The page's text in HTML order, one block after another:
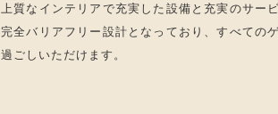
上質なインテリアで充実した設備と充実のサー
完全バリアフリー設計となっており、すべての
過ごしいただけます。